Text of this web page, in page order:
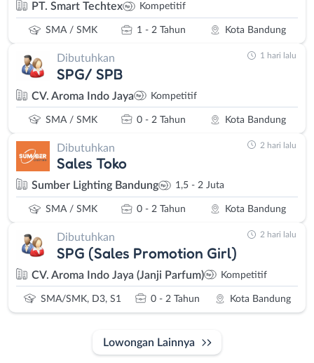
PT. Smart Techtex Kompetitif
SMA / SMK 1 - 2 Tahun Kota Bandung
Dibutuhkan
SPG/ SPB
CV. Aroma Indo Jaya Kompetitif
SMA / SMK 0 - 2 Tahun Kota Bandung
1 hari lalu
Dibutuhkan
Sales Toko
Sumber Lighting Bandung 1,5 - 2 Juta
SMA / SMK 0 - 2 Tahun Kota Bandung
2 hari lalu
Dibutuhkan
SPG (Sales Promotion Girl)
CV. Aroma Indo Jaya (Janji Parfum) Kompetitif
SMA/SMK, D3, S1 0 - 2 Tahun Kota Bandung
2 hari lalu
Lowongan Lainnya